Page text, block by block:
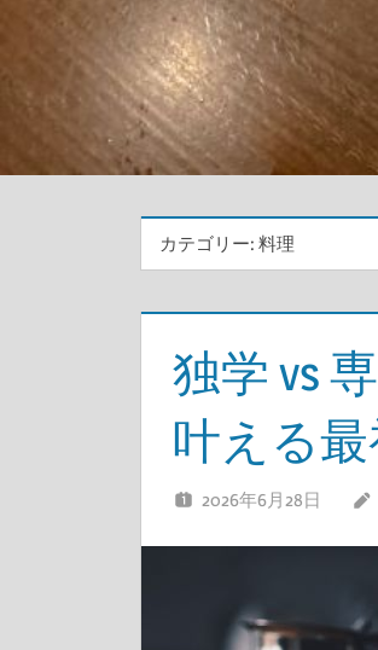
カテゴリー: 料理
独学 vs
叶える
2026年6月28日